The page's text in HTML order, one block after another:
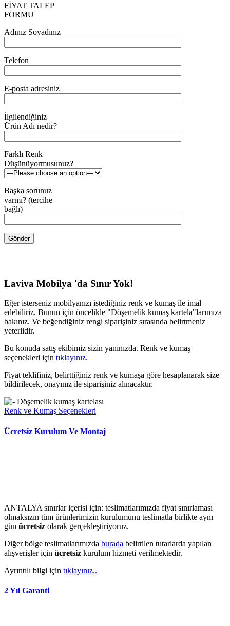
FİYAT TALEP
FORMU
Adınız Soyadınız
Telefon
E-posta adresiniz
İlgilendiğiniz
Ürün Adı nedir?
Farklı Renk
Düşünüyormusunuz?
Başka sorunuz
varmı? (tercihe
bağlı)
Laviva Mobilya 'da Sınır Yok!
Eğer isterseniz mobilyanızı istediğiniz renk ve kumaş ile imal
edebiliriz. Bunun için öncelikle "Döşemelik kumaş kartela"larımıza
bakınız. Ve beğendiğiniz rengi siparişiniz sırasında belirtmeniz
yeterlidir.
Bu konuda satış ekibimiz sizin yanınızda. Renk ve kumaş
seçenekleri için tıklayınız.
Fiyat teklifiniz, belirttiğiniz renk ve kumaşa göre hesaplanarak size
bildirilecek, onayınız ile siparişiniz alınacaktır.
Renk ve Kumaş Seçenekleri
Ücretsiz Kurulum Ve Montaj
ANTALYA sınırlar içerisi için: teslimatlarımızda fiyat sınırlaması
olmaksızın tüm ürünlerimizin kurulumunu teslimatla birlikte aynı
gün ücretsiz olarak gerçekleştiriyoruz.
Diğer bölge teslimatlarımızda burada belirtilen tutarlarda yapılan
alışverişler için ücretsiz kurulum hizmeti verilmektedir.
Ayrıntılı bilgi için tıklayınız..
2 Yıl Garanti